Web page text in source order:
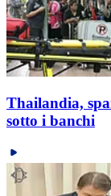
Thailandia,
sotto i banchi